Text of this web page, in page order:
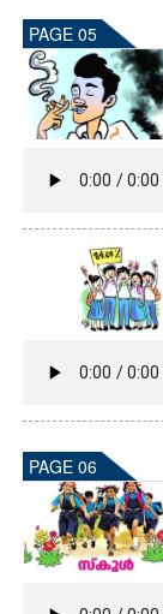
PAGE 05
PAGE 06